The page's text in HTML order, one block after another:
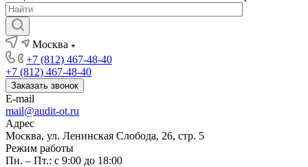
Москва
+7 (812) 467-48-40
+7 (812) 467-48-40
Заказать звонок
E-mail
mail@audit-ot.ru
Адрес
Москва, ул. Ленинская Слобода, 26, стр. 5
Режим работы
Пн. – Пт.: с 9:00 до 18:00